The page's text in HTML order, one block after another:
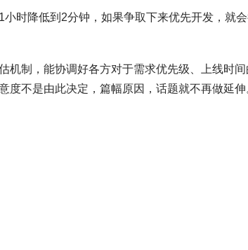
时降低到2分钟，如果争取下来优先开发，就
机制，能协调好各方对于需求优先级、上线时间
度不是由此决定，篇幅原因，话题就不再做延伸